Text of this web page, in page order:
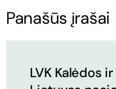
Panašūs įrašai
LVK Kalėdos